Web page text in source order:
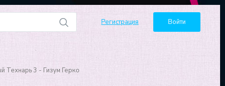
Регистрация Войти
Технарь 3 - Гизум Герко